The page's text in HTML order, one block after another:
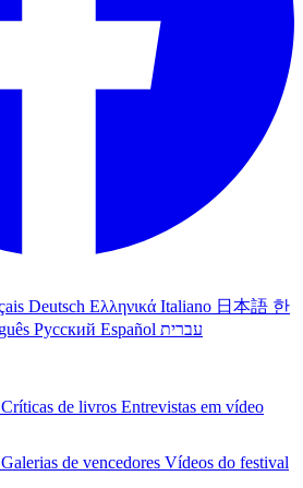
Deutsch Ελληνικά Italiano 日本語 한
Русский Español עברית
Críticas de livros Entrevistas em vídeo
Galerias de vencedores Vídeos do festival